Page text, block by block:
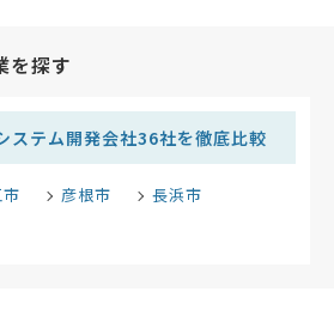
を探す
ステム開発会社36社を徹底比較
彦根市
長浜市